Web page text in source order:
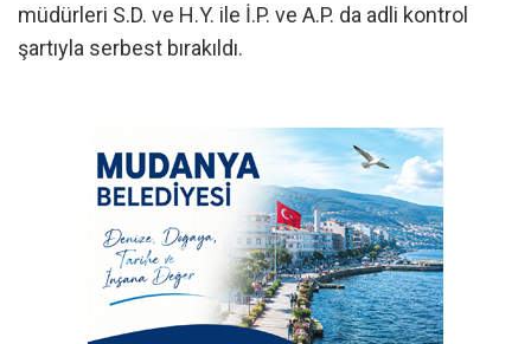
müdürleri S.D. ve H.Y. ile İ.P. ve A.P. da adli kontrol
şartıyla serbest bırakıldı.